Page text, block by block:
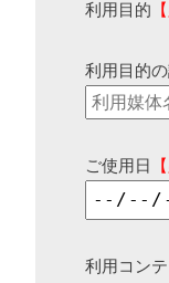
利用目的
利用目的
ご使用日
利用コン